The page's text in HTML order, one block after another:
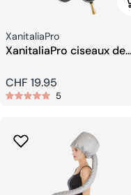
Fournisseur:
XanitaliaPro
XanitaliaPro ciseaux de
Prix
CHF 19.95
5